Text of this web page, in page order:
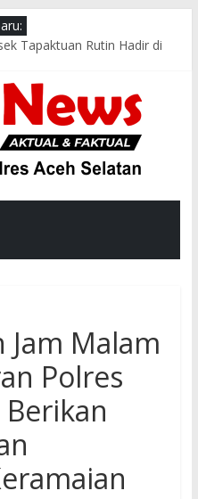
Tapaktuan Rutin Hadir di
TNI, Damkar, dan
Nasional Kembali Lancar
Pohon Tumbang,
Kembali Lancar
Sambangi Warga,
Selatan Perkokoh
Malam
Polres